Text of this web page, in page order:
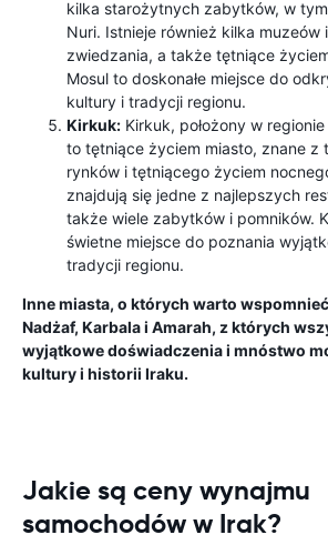
kilka starożytnych zabytków, w
Nuri. Istnieje również kilka muzeów
zwiedzania, a także tętniące
Mosul to doskonałe miejsce do
kultury i tradycji regionu.
Kirkuk: Kirkuk, położony w
to tętniące życiem miasto, znane z
rynków i tętniącego życiem
znajdują się jedne z najlepszych
także wiele zabytków i pomników.
świetne miejsce do poznania
tradycji regionu.
Inne miasta, o których warto
Nadżaf, Karbala i Amarah, z których
wyjątkowe doświadczenia i mnóstwo
kultury i historii Iraku.
Jakie są ceny wynajmu
samochodów w Irak?